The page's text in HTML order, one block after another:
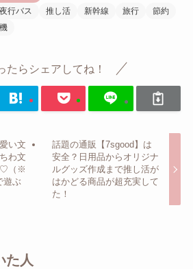
夜行バス 推し活 新幹線 旅行
節約
たらシェアしてね！
い文
わ文
♡（※
遊ぶ
話題の通販【7sgood】は
安全？日用品からオリジナ
ルグッズ作成まで推し活が
はかどる商品が超充実して
た！
た人